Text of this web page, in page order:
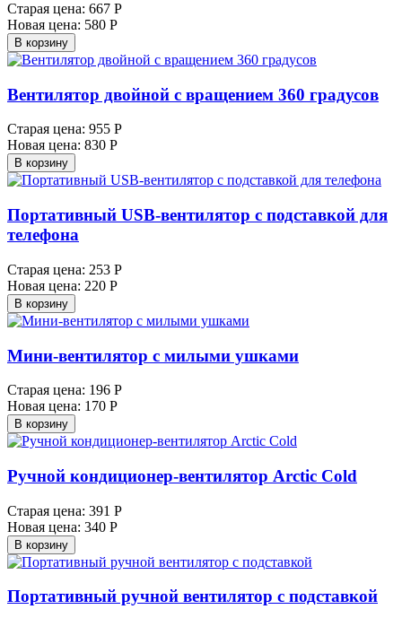
Старая цена: 667 Р
Новая цена: 580 Р
В корзину
Вентилятор двойной с вращением 360 градусов
Старая цена: 955 Р
Новая цена: 830 Р
В корзину
Портативный USB-вентилятор с подставкой для
телефона
Старая цена: 253 Р
Новая цена: 220 Р
В корзину
Мини-вентилятор с милыми ушками
Старая цена: 196 Р
Новая цена: 170 Р
В корзину
Ручной кондиционер-вентилятор Arctic Cold
Старая цена: 391 Р
Новая цена: 340 Р
В корзину
Портативный ручной вентилятор с подставкой